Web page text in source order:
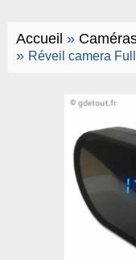
Accueil »
» Réveil camera